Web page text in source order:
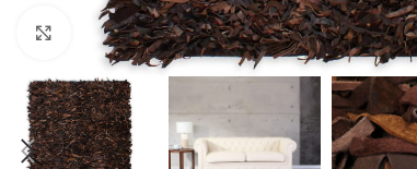
Click to enlarge